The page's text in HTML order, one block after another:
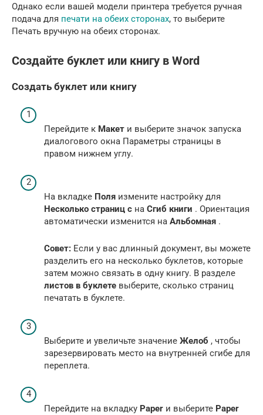
Однако если вашей модели принтера требуется ручная
подача для печати на обеих сторонах, то выберите
Печать вручную на обеих сторонах.
Создайте буклет или книгу в Word
Создать буклет или книгу
Перейдите к Макет и выберите значок запуска
диалогового окна Параметры страницы в
правом нижнем углу.
На вкладке Поля измените настройку для
Несколько страниц с на Сгиб книги . Ориентация
автоматически изменится на Альбомная .
Совет: Если у вас длинный документ, вы можете
разделить его на несколько буклетов, которые
затем можно связать в одну книгу. В разделе
листов в буклете выберите, сколько страниц
печатать в буклете.
Выберите и увеличьте значение Желоб , чтобы
зарезервировать место на внутренней сгибе для
переплета.
Перейдите на вкладку Paper и выберите Paper